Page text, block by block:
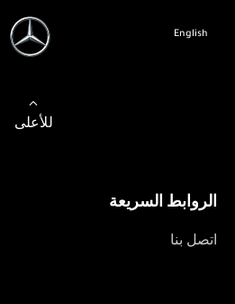
English
للأعلى
الروابط السريعة
اتصل بنا